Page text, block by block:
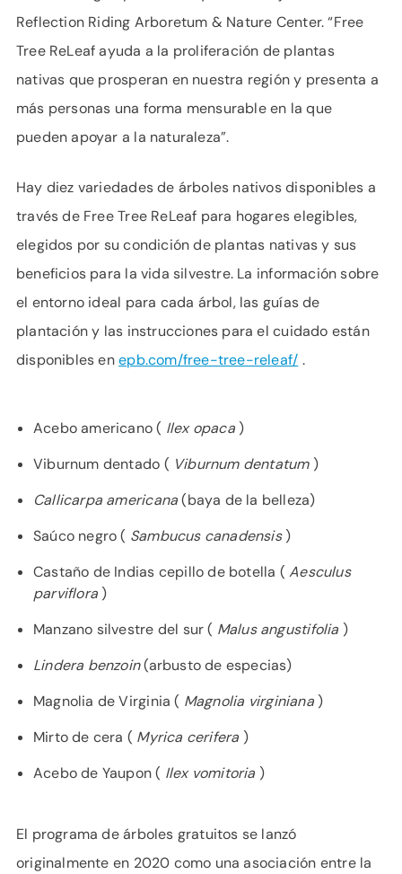
Reflection Riding Arboretum & Nature Center. “Free
Tree ReLeaf ayuda a la proliferación de plantas
nativas que prosperan en nuestra región y presenta a
más personas una forma mensurable en la que
pueden apoyar a la naturaleza”.
Hay diez variedades de árboles nativos disponibles a
través de Free Tree ReLeaf para hogares elegibles,
elegidos por su condición de plantas nativas y sus
beneficios para la vida silvestre. La información sobre
el entorno ideal para cada árbol, las guías de
plantación y las instrucciones para el cuidado están
disponibles enepb.com/free-tree-releaf/ .
Acebo americano ( Ilex opaca)
Viburnum dentado ( Viburnum dentatum)
Callicarpa americana(baya de la belleza)
Saúco negro ( Sambucus canadensis)
Castaño de Indias cepillo de botella (Aesculus
parviflora)
Manzano silvestre del sur ( Malus angustifolia )
Lindera benzoin(arbusto de especias)
Magnolia de Virginia ( Magnolia virginiana)
Mirto de cera ( Myrica cerifera )
Acebo de Yaupon ( Ilex vomitoria )
El programa de árboles gratuitos se lanzó
originalmente en 2020 como una asociación entre la